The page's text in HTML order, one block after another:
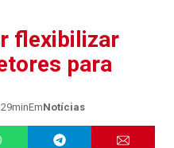
flexibilizar
para
EmNotícias